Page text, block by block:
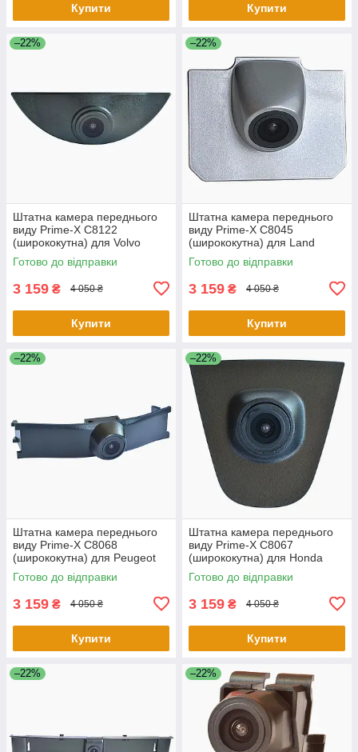
Купити Купити
–22%
Штатна камера переднього
виду Prime-X C8122
(ширококутна) для Volvo
(універсальна)
Готово до відправки
3 159 ₴ 4 050 ₴
Купити
–22%
Штатна камера переднього
виду Prime-X C8045
(ширококутна) для Land
Rover Range Rover 2015 -
2016
Готово до відправки
3 159 ₴ 4 050 ₴
Купити
–22%
Штатна камера переднього
виду Prime-X С8068
(ширококутна) для Peugeot
3008 2013 - 2015
Готово до відправки
3 159 ₴ 4 050 ₴
Купити
–22%
Штатна камера переднього
виду Prime-X С8067
(ширококутна) для Honda
Accord 2.0 2014 - 2015
Готово до відправки
3 159 ₴ 4 050 ₴
Купити
–22% –22%